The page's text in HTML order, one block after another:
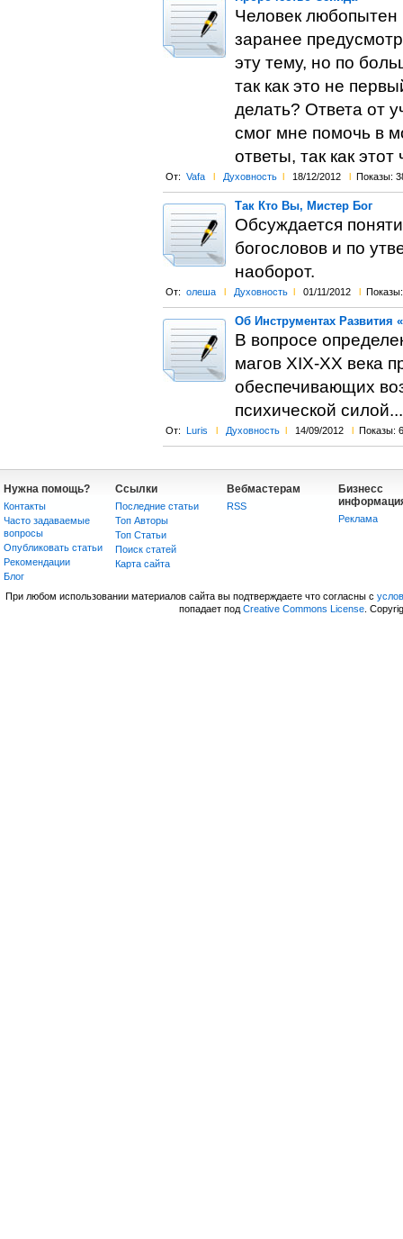
Человек любопытен
заранее
эту тему, но по
так как это не
делать? Ответа от
смог мне помочь в
ответы, так как
От: Vafa l Духовность l 18/12/2012 l Показы:
Так Кто Вы, Мистер Бог
Обсуждается
богословов и по
наоборот.
От: олеша l Духовность l 01/11/2012 l
Об Инструментах Развития
В вопросе
магов ХІХ-ХХ века
обеспечивающих
психической силой...
От: Luris l Духовность l 14/09/2012 l Показы:
Нужна помощь?
Контакты
Часто задаваемые
вопросы
Опубликовать статьи
Рекомендации
Блог
Ссылки
Последние статьи
Топ Авторы
Топ Статьи
Поиск статей
Карта сайта
Вебмастерам
RSS
Бизнесс
Реклама
При любом использовании материалов сайта вы подтверждаете что согласны с
попадает под Creative Commons License.